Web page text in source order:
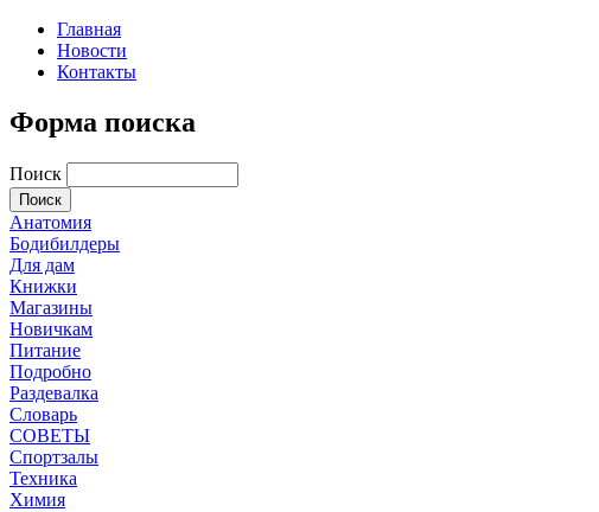
Главная
Новости
Контакты
Форма поиска
Поиск
Анатомия
Бодибилдеры
Для дам
Книжки
Магазины
Новичкам
Питание
Подробно
Раздевалка
Словарь
СОВЕТЫ
Спортзалы
Техника
Химия